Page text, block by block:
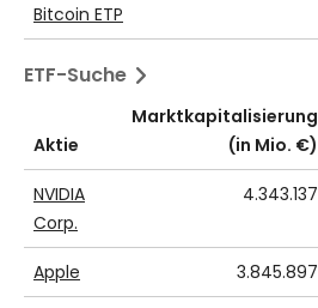
Bitcoin ETP
ETF-Suche
Aktie
Marktkapitalisierung
(in Mio. €)
NVIDIA
Corp.
4.343.137
Apple 3.845.897